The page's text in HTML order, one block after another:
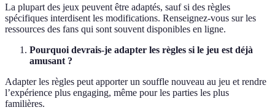
La plupart des jeux peuvent être adaptés, sauf si des règles
spécifiques interdisent les modifications. Renseignez-vous sur les
ressources des fans qui sont souvent disponibles en ligne.
Pourquoi devrais-je adapter les règles si le jeu est déjà
amusant ?
Adapter les règles peut apporter un souffle nouveau au jeu et rendre
l’expérience plus engaging, même pour les parties les plus
familières.